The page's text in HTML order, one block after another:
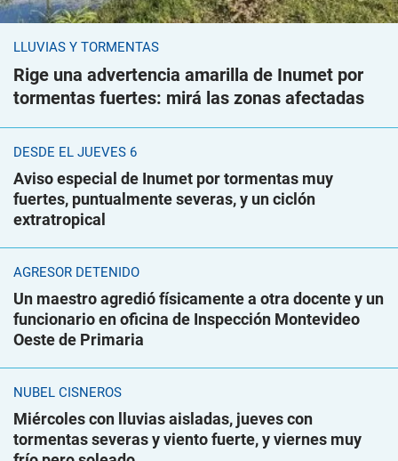
LLUVIAS Y TORMENTAS
Rige una advertencia amarilla de Inumet por
tormentas fuertes: mirá las zonas afectadas
DESDE EL JUEVES 6
Aviso especial de Inumet por tormentas muy
fuertes, puntualmente severas, y un ciclón
extratropical
AGRESOR DETENIDO
Un maestro agredió físicamente a otra docente y un
funcionario en oficina de Inspección Montevideo
Oeste de Primaria
NUBEL CISNEROS
Miércoles con lluvias aisladas, jueves con
tormentas severas y viento fuerte, y viernes muy